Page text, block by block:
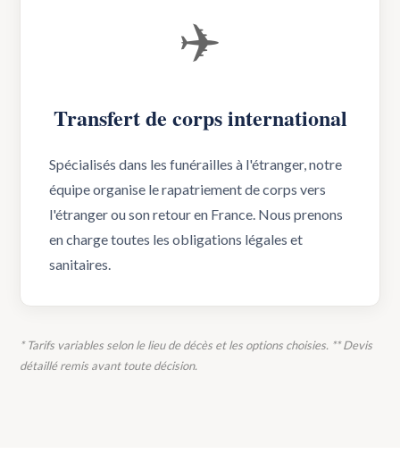
✈️
Transfert de corps international
Spécialisés dans les funérailles à l'étranger, notre
équipe organise le rapatriement de corps vers
l'étranger ou son retour en France. Nous prenons
en charge toutes les obligations légales et
sanitaires.
* Tarifs variables selon le lieu de décès et les options choisies. ** Devis
détaillé remis avant toute décision.